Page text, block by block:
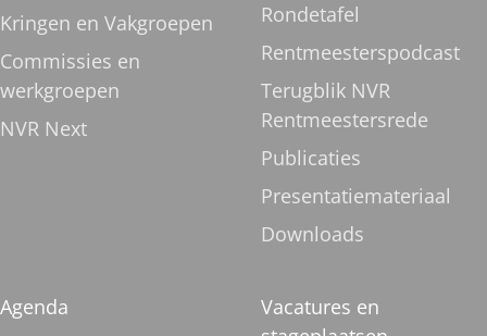
Kringen en Vakgroepen
Commissies en
werkgroepen
NVR Next
Rondetafel
Rentmeesterspodcast
Terugblik NVR
Rentmeestersrede
Publicaties
Presentatiemateriaal
Downloads
Agenda
Vacatures en